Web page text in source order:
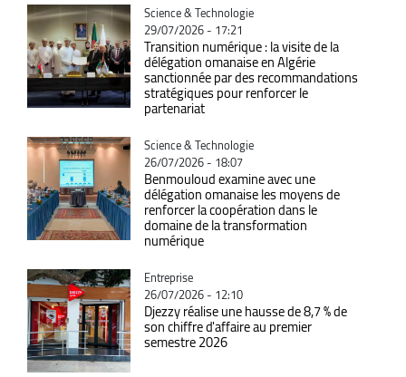
Catégorie
Science & Technologie
29/07/2026 - 17:21
Transition numérique : la visite de la
délégation omanaise en Algérie
sanctionnée par des recommandations
stratégiques pour renforcer le
partenariat
Catégorie
Science & Technologie
26/07/2026 - 18:07
Benmouloud examine avec une
délégation omanaise les moyens de
renforcer la coopération dans le
domaine de la transformation
numérique
Catégorie
Entreprise
26/07/2026 - 12:10
Djezzy réalise une hausse de 8,7 % de
son chiffre d'affaire au premier
semestre 2026